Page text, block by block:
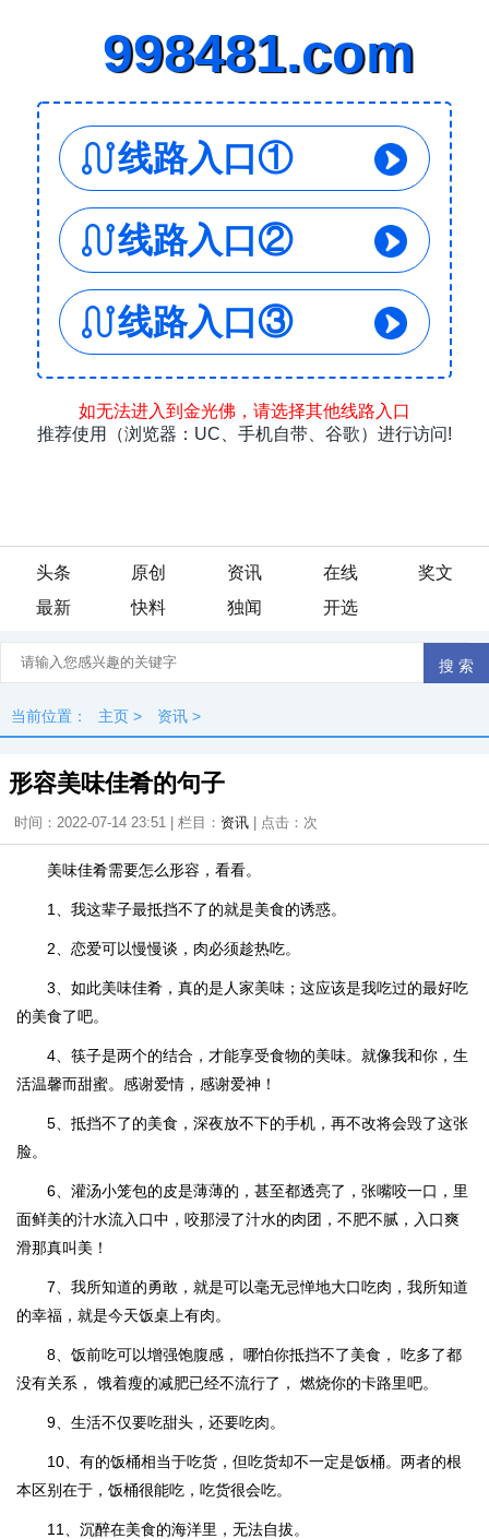
头条 原创 资讯 在线
奖文
最新
快料 独闻 开选
当前位置： 主页 > 资讯 >
形容美味佳肴的句子
时间：2022-07-14 23:51 | 栏目： 资讯 | 点击： 次
美味佳肴需要怎么形容，看看。
1、我这辈子最抵挡不了的就是美食的诱惑。
2、恋爱可以慢慢谈，肉必须趁热吃。
3、如此美味佳肴，真的是人家美味；这应该是我吃过的最好吃
的美食了吧。
4、筷子是两个的结合，才能享受食物的美味。就像我和你，生
活温馨而甜蜜。感谢爱情，感谢爱神！
5、抵挡不了的美食，深夜放不下的手机，再不改将会毁了这张
脸。
6、灌汤小笼包的皮是薄薄的，甚至都透亮了，张嘴咬一口，里
面鲜美的汁水流入口中，咬那浸了汁水的肉团，不肥不腻，入口爽
滑那真叫美！
7、我所知道的勇敢，就是可以毫无忌惮地大口吃肉，我所知道
的幸福，就是今天饭桌上有肉。
8、饭前吃可以增强饱腹感， 哪怕你抵挡不了美食， 吃多了都
没有关系， 饿着瘦的减肥已经不流行了， 燃烧你的卡路里吧。
9、生活不仅要吃甜头，还要吃肉。
10、有的饭桶相当于吃货，但吃货却不一定是饭桶。两者的根
本区别在于，饭桶很能吃，吃货很会吃。
11、沉醉在美食的海洋里，无法自拔。